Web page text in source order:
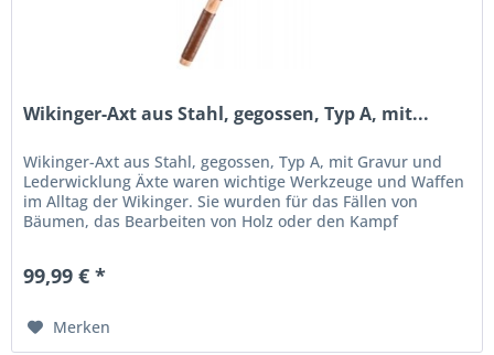
Wikinger-Axt aus Stahl, gegossen, Typ A, mit...
Wikinger-Axt aus Stahl, gegossen, Typ A, mit Gravur und
Lederwicklung Äxte waren wichtige Werkzeuge und Waffen
im Alltag der Wikinger. Sie wurden für das Fällen von
Bäumen, das Bearbeiten von Holz oder den Kampf
99,99 € *
Merken